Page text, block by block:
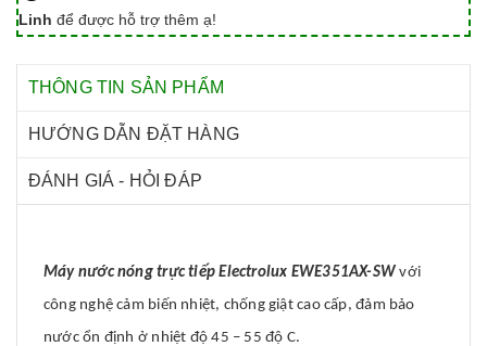
Linh để được hỗ trợ thêm ạ!
THÔNG TIN SẢN PHẨM
HƯỚNG DẪN ĐẶT HÀNG
ĐÁNH GIÁ - HỎI ĐÁP
Máy nước nóng trực tiếp Electrolux EWE351AX-SW với
công nghệ cảm biến nhiệt, chống giật cao cấp, đảm bảo
nước ổn định ở nhiệt độ 45 – 55 độ C.